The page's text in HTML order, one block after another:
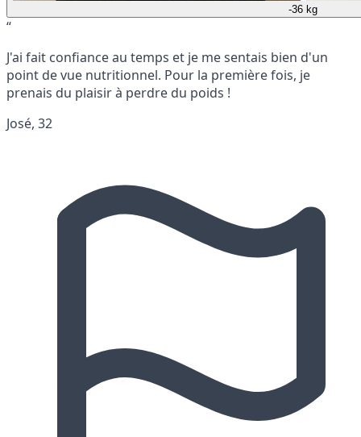
-36 kg
“
J'ai fait confiance au temps et je me sentais bien d'un
point de vue nutritionnel. Pour la première fois, je
prenais du plaisir à perdre du poids !
José, 32